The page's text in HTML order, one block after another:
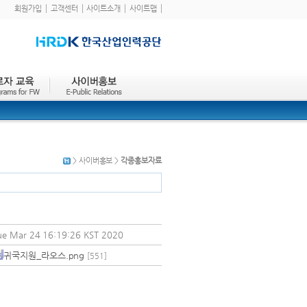
회원가입 고객센터 사이트소개 사이트맵
> 사이버홍보 > 각종홍보자료
Mar 24 16:19:26 KST 2020
귀국지원_라오스.png [551]